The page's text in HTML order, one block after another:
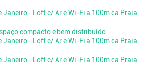
compacto e bem distribuído